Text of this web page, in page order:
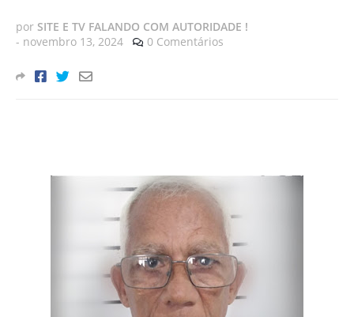
por SITE E TV FALANDO COM AUTORIDADE !
- novembro 13, 2024 0 Comentários